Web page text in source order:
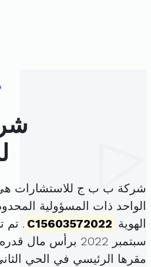
شركة ب ب ج للاستشارات
الواحد ذات المسؤولية
الهوية C15603572022
سبتمبر 2022 برأس مال قدره